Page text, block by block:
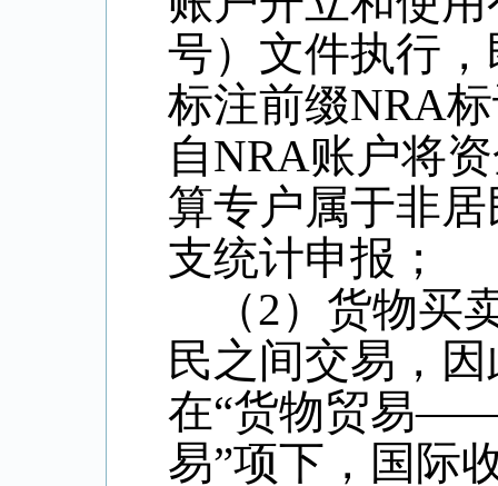
号）文件执行
标注前缀NRA
自NRA账户将
算专户属于非
支统计申报；
（2）货物买
民之间交易，
在“货物贸易
易”项下，国际